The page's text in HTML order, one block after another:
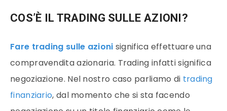
COS’È IL TRADING SULLE AZIONI?
Fare trading sulle azioni significa effettuare una
compravendita azionaria. Trading infatti significa
negoziazione. Nel nostro caso parliamo di trading
finanziario, dal momento che si sta facendo